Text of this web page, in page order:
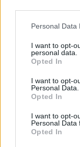
Personal Data
I want to opt-
personal data.
Opted In
I want to opt-
Personal Data.
Opted In
I want to opt-
Personal Data
Opted In
Aktiver Autor
justabob
Beiträge:
Globulix